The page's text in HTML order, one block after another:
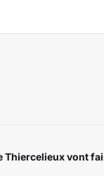
Thiercelieux vont